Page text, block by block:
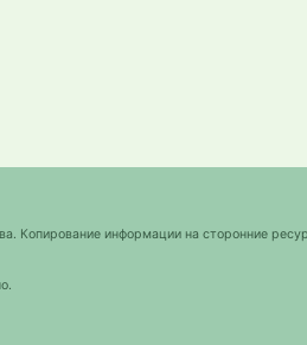
Копирование информации на сторонние